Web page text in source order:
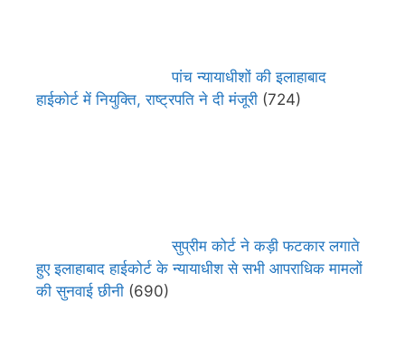
पांच न्यायाधीशों की इलाहाबाद
हाईकोर्ट में नियुक्ति, राष्ट्रपति ने दी मंजूरी (724)
सुप्रीम कोर्ट ने कड़ी फटकार लगाते
हुए इलाहाबाद हाईकोर्ट के न्यायाधीश से सभी आपराधिक मामलों
की सुनवाई छीनी (690)